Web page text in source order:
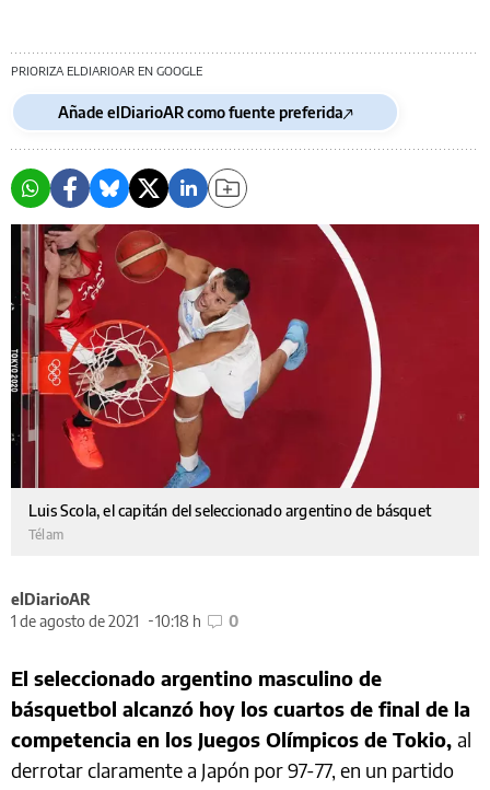
PRIORIZA ELDIARIOAR EN GOOGLE
Añade elDiarioAR como fuente preferida
Luis Scola, el capitán del seleccionado argentino de básquet
Télam
elDiarioAR
1 de agosto de 2021
10:18 h 0
El seleccionado argentino masculino de
básquetbol alcanzó hoy los cuartos de final de la
competencia en los Juegos Olímpicos de Tokio, al
derrotar claramente a Japón por 97-77, en un partido